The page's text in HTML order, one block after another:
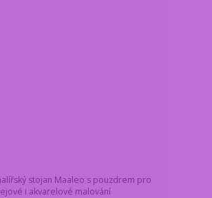
stojan Maaleo s pouzdrem pro
i akvarelové malování